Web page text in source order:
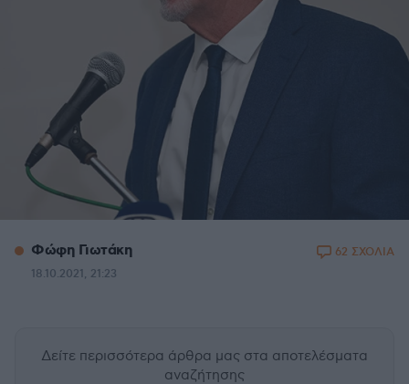
Φώφη Γιωτάκη
18.10.2021, 21:23
62 ΣΧΟΛΙΑ
Δείτε περισσότερα άρθρα μας στα αποτελέσματα
αναζήτησης